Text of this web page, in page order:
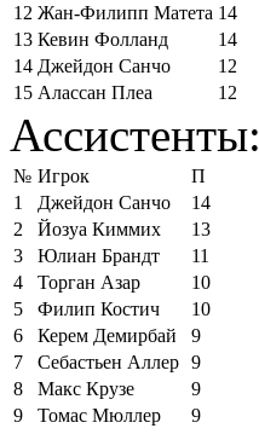
12 Жан-Филипп Матета 14
13 Кевин Фолланд
14
14 Джейдон Санчо
12
15 Алассан Плеа 12
Ассистенты:
№ Игрок
П
1
Джейдон Санчо
14
2
Йозуа Киммих
13
3
Юлиан Брандт
11
4
Торган Азар
10
5
Филип Костич
10
6
Керем Демирбай
9
7
Себастьен Аллер 9
8
Макс Крузе
9
9
Томас Мюллер
9